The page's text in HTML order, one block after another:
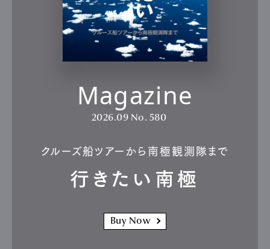
Magazine
2026.09 No. 580
クルーズ船ツアーから南極観測隊まで
行きたい南極
Buy Now